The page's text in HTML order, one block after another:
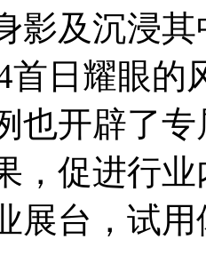
影及沉浸
首日耀眼
也开辟了
，促进行
展台，试